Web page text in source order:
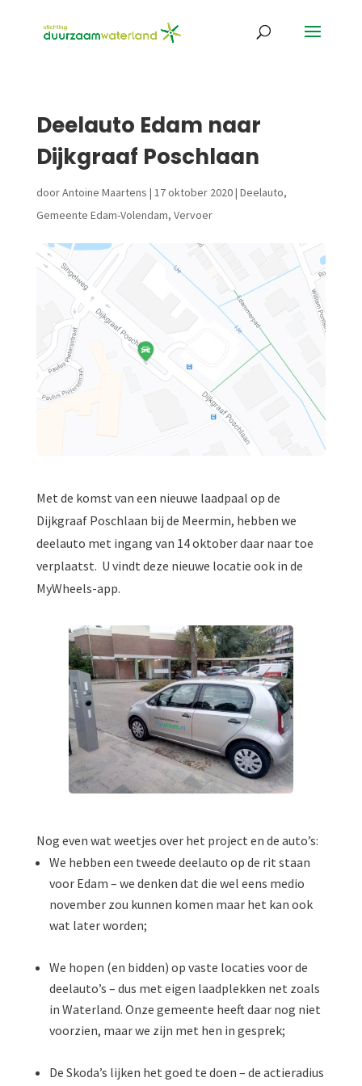
Deelauto Edam naar
Dijkgraaf Poschlaan
doorAntoine Maartens | 17 oktober 2020| Deelauto,
Gemeente Edam-Volendam, Vervoer
Met de komst van een nieuwe laadpaal op de
Dijkgraaf Poschlaan bij de Meermin, hebben we
deelauto met ingang van 14 oktober daar naar toe
verplaatst. U vindt deze nieuwe locatie ook in de
MyWheels-app.
Nog even wat weetjes over het project en de auto’s:
We hebben een tweede deelauto op de rit staan
voor Edam – we denken dat die wel eens medio
november zou kunnen komen maar het kan ook
wat later worden;
We hopen (en bidden) op vaste locaties voor de
deelauto’s – dus met eigen laadplekken net zoals
in Waterland. Onze gemeente heeft daar nog niet
voorzien, maar we zijn met hen in gesprek;
De Skoda’s lijken het goed te doen – de actieradius